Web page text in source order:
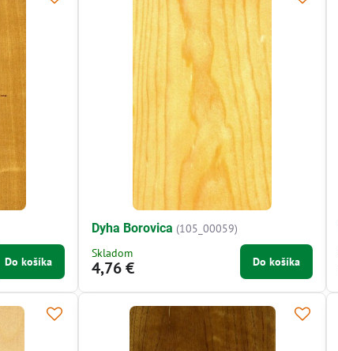
Do košíka
Dyha Borovica (105_00059)
Skladom
4,76 € Do košíka